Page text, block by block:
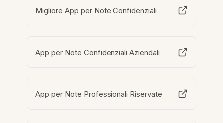
Migliore App per Note Confidenziali
App per Note Confidenziali Aziendali
App per Note Professionali Riservate